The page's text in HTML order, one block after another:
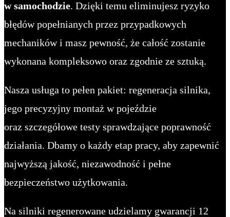
w samochodzie. Dzięki temu eliminujesz ryzyko
błędów popełnianych przez przypadkowych
mechaników i masz pewność, że całość zostanie
wykonana kompleksowo oraz zgodnie ze sztuką.
Nasza usługa to pełen pakiet: regeneracja silnika,
jego precyzyjny montaż w pojeździe
oraz szczegółowe testy sprawdzające poprawność
działania. Dbamy o każdy etap pracy, aby zapewnić
najwyższą jakość, niezawodność i pełne
bezpieczeństwo użytkowania.
Na silniki regenerowane udzielamy gwarancji 12